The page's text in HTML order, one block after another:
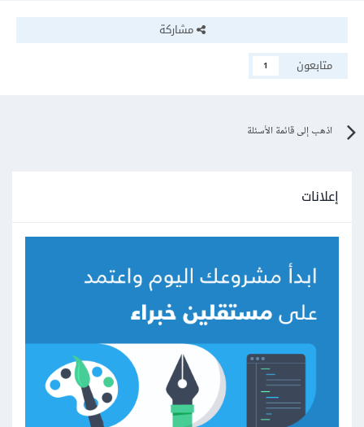
مشاركة
متابعون
1
اذهب إلى قائمة الأسئلة
إعلانات